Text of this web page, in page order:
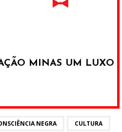
MINAS UM LUXO
NEGRA CULTURA